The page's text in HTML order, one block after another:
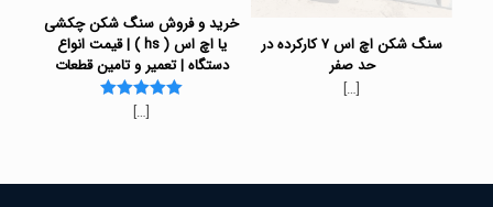
سنگ شکن اچ اس ۷ کارکرده در
حد صفر
[…]
خرید و فروش سنگ شکن چکشی
یا اچ اس ( hs ) | قیمت انواع
دستگاه | تعمیر و تامین قطعات
Rated
[…]